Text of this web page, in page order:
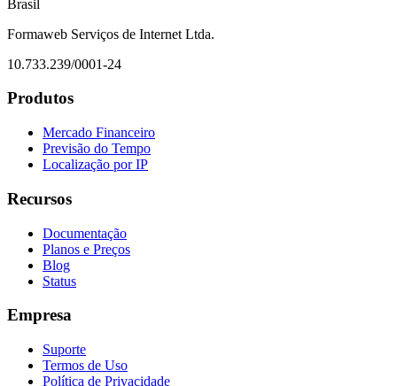
Brasil
Formaweb Serviços de Internet Ltda.
10.733.239/0001-24
Produtos
Mercado Financeiro
Previsão do Tempo
Localização por IP
Recursos
Documentação
Planos e Preços
Blog
Status
Empresa
Suporte
Termos de Uso
Política de Privacidade